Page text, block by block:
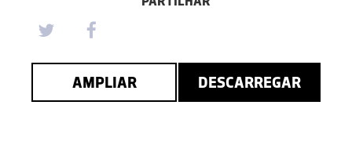
AMPLIAR DESCARREGAR